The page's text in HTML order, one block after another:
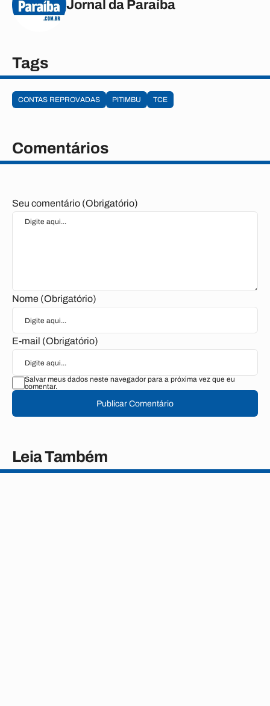
Jornal da Paraíba
Tags
CONTAS REPROVADAS PITIMBU TCE
Comentários
Seu comentário (Obrigatório)
Nome (Obrigatório)
E-mail (Obrigatório)
Salvar meus dados neste navegador para a próxima vez que eu
comentar.
Publicar Comentário
Leia Também